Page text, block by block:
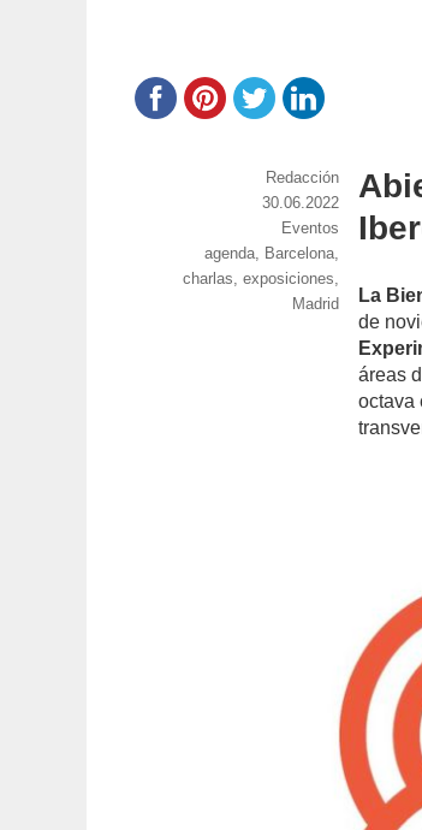
La
de
áreas
octava
https://
Redacción
Publicado
30.06.2022
Categorías
Eventos
Etiquetas
agenda, Barcelona,
charlas,exposiciones,
Madrid